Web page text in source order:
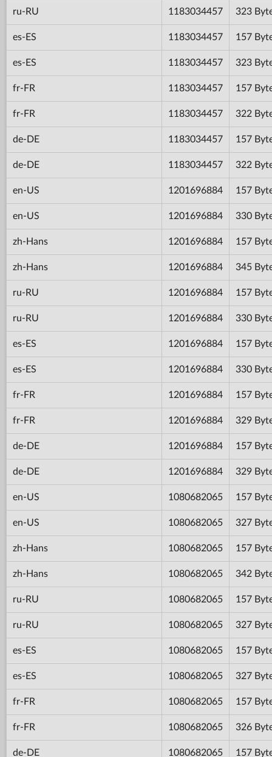
ru-RU 1183034457 323
es-ES 1183034457 157
es-ES 1183034457 323
fr-FR 1183034457 157
fr-FR 1183034457 322
de-DE 1183034457 157
de-DE 1183034457 322
en-US 1201696884 157
en-US 1201696884 330
zh-Hans 1201696884 157
zh-Hans 1201696884 345
ru-RU 1201696884 157
ru-RU 1201696884 330
es-ES 1201696884 157
es-ES 1201696884 330
fr-FR 1201696884 157
fr-FR 1201696884 329
de-DE 1201696884 157
de-DE 1201696884 329
en-US 1080682065 157
en-US 1080682065 327
zh-Hans 1080682065 157
zh-Hans 1080682065 342
ru-RU 1080682065 157
ru-RU 1080682065 327
es-ES 1080682065 157
es-ES 1080682065 327
fr-FR 1080682065 157
fr-FR 1080682065 326
de-DE 1080682065 157